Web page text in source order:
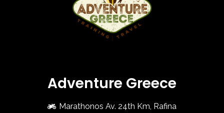
Adventure Greece
Marathonos Av. 24th Km, Rafina